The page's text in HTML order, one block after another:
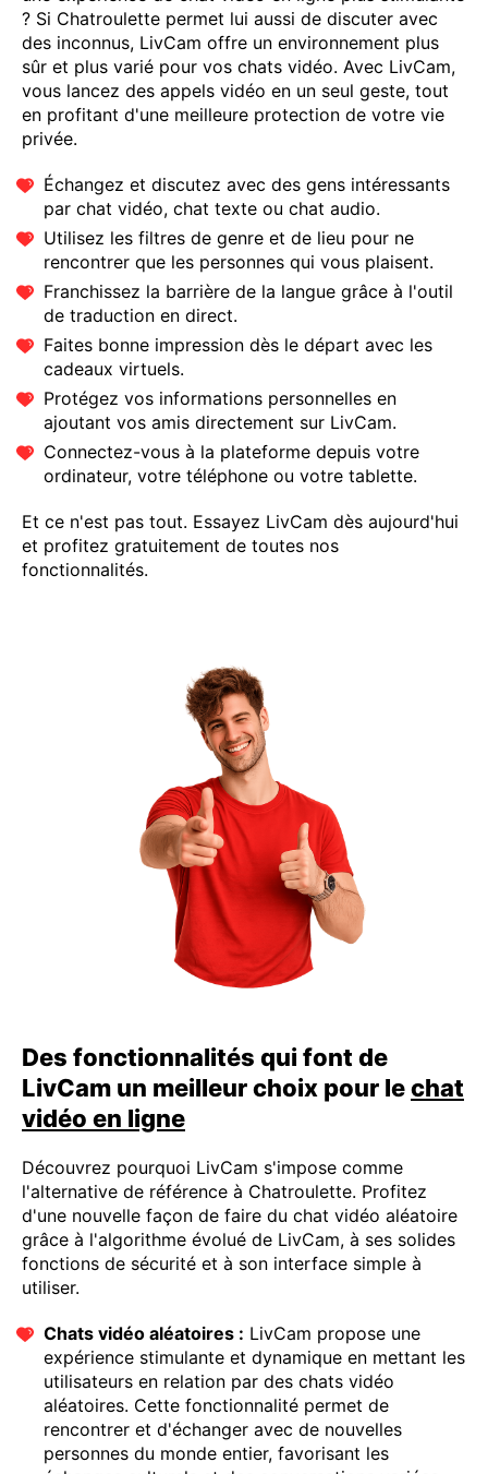
? Si Chatroulette permet lui aussi de discuter avec
des inconnus, LivCam offre un environnement plus
sûr et plus varié pour vos chats vidéo. Avec LivCam,
vous lancez des appels vidéo en un seul geste, tout
en profitant d'une meilleure protection de votre vie
privée.
Échangez et discutez avec des gens intéressants
par chat vidéo, chat texte ou chat audio.
Utilisez les filtres de genre et de lieu pour ne
rencontrer que les personnes qui vous plaisent.
Franchissez la barrière de la langue grâce à l'outil
de traduction en direct.
Faites bonne impression dès le départ avec les
cadeaux virtuels.
Protégez vos informations personnelles en
ajoutant vos amis directement sur LivCam.
Connectez-vous à la plateforme depuis votre
ordinateur, votre téléphone ou votre tablette.
Et ce n'est pas tout. Essayez LivCam dès aujourd'hui
et profitez gratuitement de toutes nos
fonctionnalités.
Des fonctionnalités qui font de
LivCam un meilleur choix pour lechat
vidéo en ligne
Découvrez pourquoi LivCam s'impose comme
l'alternative de référence à Chatroulette. Profitez
d'une nouvelle façon de faire du chat vidéo aléatoire
grâce à l'algorithme évolué de LivCam, à ses solides
fonctions de sécurité et à son interface simple à
utiliser.
Chats vidéo aléatoires : LivCam propose une
expérience stimulante et dynamique en mettant les
utilisateurs en relation par des chats vidéo
aléatoires. Cette fonctionnalité permet de
rencontrer et d'échanger avec de nouvelles
personnes du monde entier, favorisant les